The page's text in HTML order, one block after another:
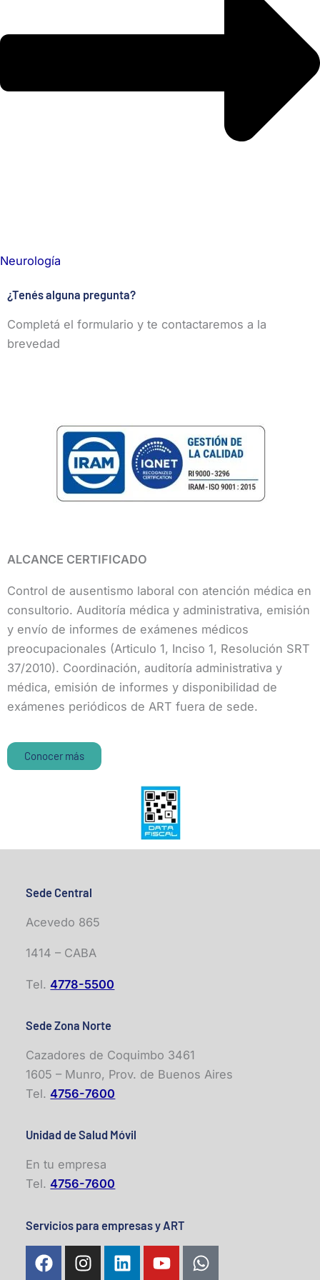
Neurología
¿Tenés alguna pregunta?
Completá el formulario y te contactaremos a la
brevedad
ALCANCE CERTIFICADO
Control de ausentismo laboral con atención médica en
consultorio. Auditoría médica y administrativa, emisión
y envío de informes de exámenes médicos
preocupacionales (Articulo 1, Inciso 1, Resolución SRT
37/2010). Coordinación, auditoría administrativa y
médica, emisión de informes y disponibilidad de
exámenes periódicos de ART fuera de sede.
Conocer más
Sede Central
Acevedo 865
1414 – CABA
Tel.4778-5500
Sede Zona Norte
Cazadores de Coquimbo 3461
1605 – Munro, Prov. de Buenos Aires
Tel.4756-7600
Unidad de Salud Móvil
En tu empresa
Tel.4756-7600
Servicios para empresas y ART
F
a
I
n
L
i
Y
o
W
h